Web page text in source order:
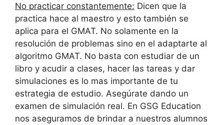
No practicar constantemente: Dicen que la
practica hace al maestro y esto también se
aplica para el GMAT. No solamente en la
resolución de problemas sino en el adaptarte al
algoritmo GMAT. No basta con estudiar de un
libro y acudir a clases, hacer las tareas y dar
simulaciones es lo mas importante de tu
estrategia de estudio. Asegúrate dando un
examen de simulación real. En GSG Education
nos aseguramos de brindar a nuestros alumnos